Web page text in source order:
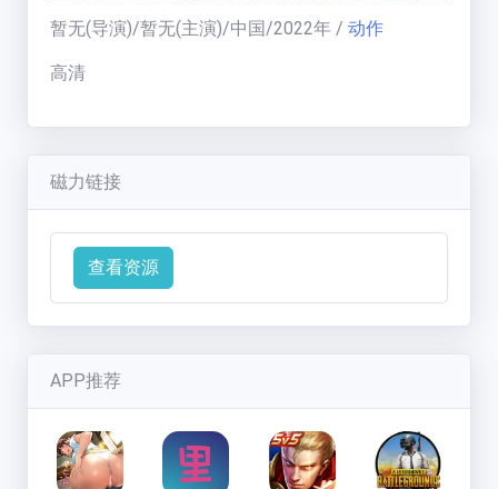
一周热门榜
ikuni
联系方式
暂无(导演)/暂无(主演)/中国/2022年 / 动作
高清
磁力链接
查看资源
APP推荐